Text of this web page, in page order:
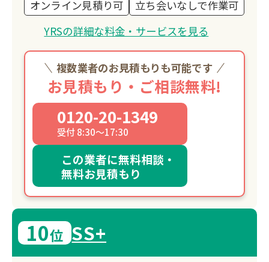
オンライン見積り可
立ち会いなしで作業可
YRSの詳細な料金・サービスを見る
複数業者のお見積もりも可能です
お見積もり・ご相談無料!
0120-20-1349
受付 8:30～17:30
この業者に無料相談・
無料お見積もり
10位 SS+